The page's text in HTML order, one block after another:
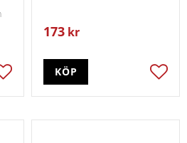
Lägg till i favoriter
173 kr
KÖP